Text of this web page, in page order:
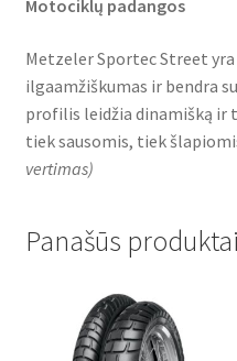
Motociklų padangos
Metzeler Sportec Street
ilgaamžiškumas ir bendra
profilis leidžia dinamišką ir
tiek sausomis, tiek
vertimas)
Panašūs produktai